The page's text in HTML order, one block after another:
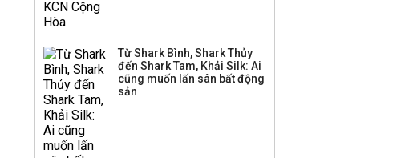
Huấn Hoa Hồng bỗng
dưng ‘biến mất’, một
công ty khác đã giải thể
Từ Shark Bình, Shark Thủy
đến Shark Tam, Khải Silk: Ai
cũng muốn lấn sân bất động
sản